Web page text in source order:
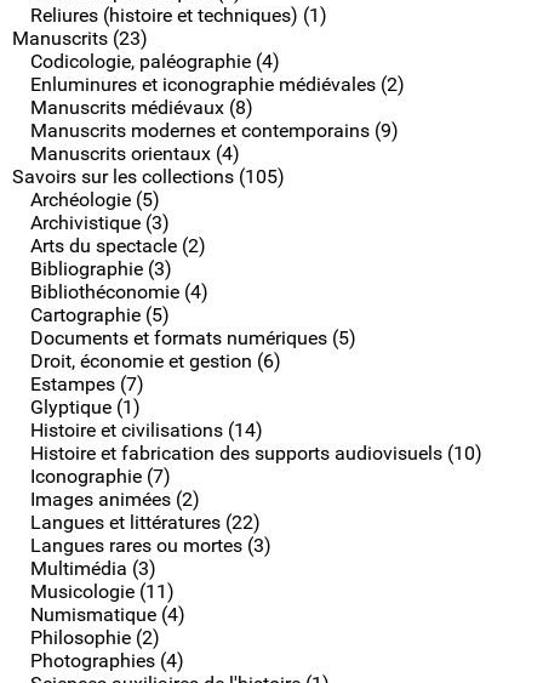
Reliures (histoire et techniques) (1)
Manuscrits (23)
Codicologie, paléographie (4)
Enluminures et iconographie médiévales (2)
Manuscrits médiévaux (8)
Manuscrits modernes et contemporains (9)
Manuscrits orientaux (4)
Savoirs sur les collections (105)
Archéologie (5)
Archivistique (3)
Arts du spectacle (2)
Bibliographie (3)
Bibliothéconomie (4)
Cartographie (5)
Documents et formats numériques (5)
Droit, économie et gestion (6)
Estampes (7)
Glyptique (1)
Histoire et civilisations (14)
Histoire et fabrication des supports audiovisuels (10)
Iconographie (7)
Images animées (2)
Langues et littératures (22)
Langues rares ou mortes (3)
Multimédia (3)
Musicologie (11)
Numismatique (4)
Philosophie (2)
Photographies (4)